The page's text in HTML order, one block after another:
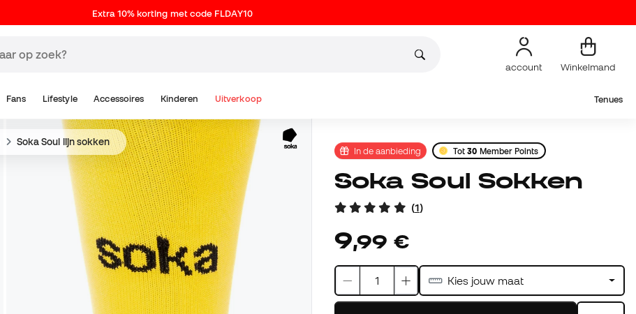
Extra 10% korting met code FLDAY10
account Winkelmand
Fans Lifestyle Accessoires Kinderen Uitverkoop Tenues
Soka Soul lijn sokken
In de aanbieding Tot30 Member Points
Soka Soul Sokken
(1)
9,99 €
Kies jouw maat